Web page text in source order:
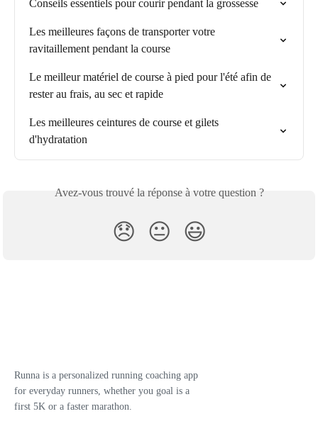
Conseils essentiels pour courir pendant la grossesse
Les meilleures façons de transporter votre
ravitaillement pendant la course
Le meilleur matériel de course à pied pour l'été afin de
rester au frais, au sec et rapide
Les meilleures ceintures de course et gilets
d'hydratation
Avez-vous trouvé la réponse à votre question ?
😞 😐 😃
Runna is a personalized running coaching app
for everyday runners, whether you goal is a
first 5K or a faster marathon.